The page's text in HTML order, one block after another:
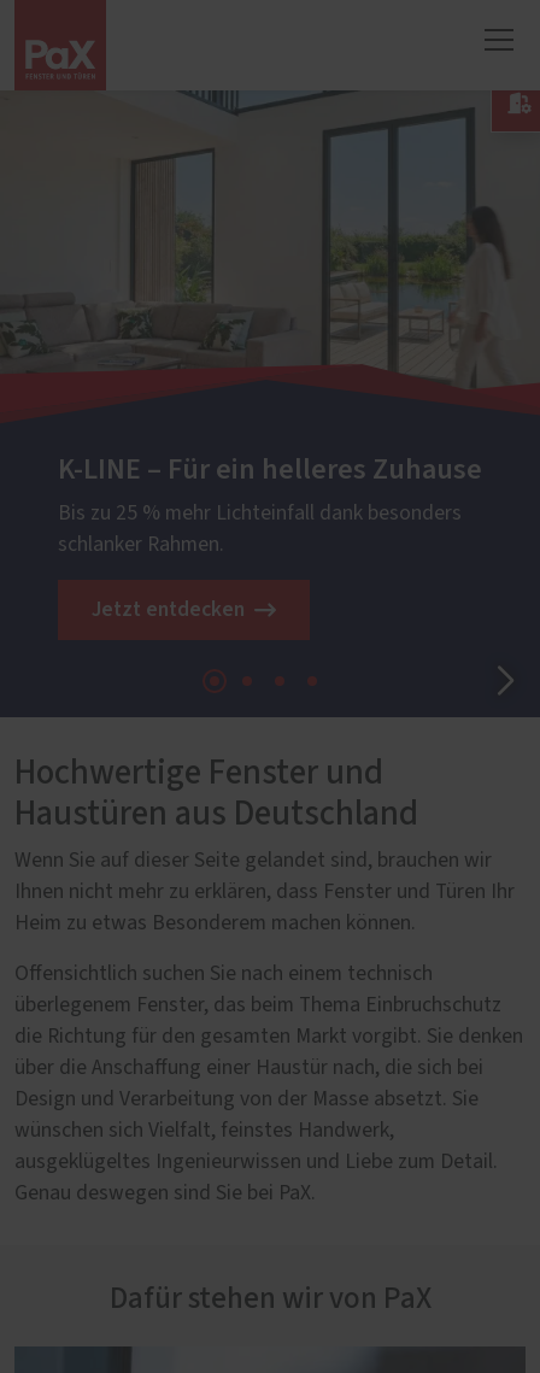
K-LINE – Für ein helleres Zuhause
Bis zu 25 % mehr Lichteinfall dank besonders
schlanker Rahmen.
Jetzt entdecken
Hochwertige Fenster und
Haustüren aus Deutschland
Wenn Sie auf dieser Seite gelandet sind, brauchen wir
Ihnen nicht mehr zu erklären, dass Fenster und Türen Ihr
Heim zu etwas Besonderem machen können.
Offensichtlich suchen Sie nach einem technisch
überlegenem Fenster, das beim Thema Einbruchschutz
die Richtung für den gesamten Markt vorgibt. Sie denken
über die Anschaffung einer Haustür nach, die sich bei
Design und Verarbeitung von der Masse absetzt. Sie
wünschen sich Vielfalt, feinstes Handwerk,
ausgeklügeltes Ingenieurwissen und Liebe zum Detail.
Genau deswegen sind Sie bei PaX.
Dafür stehen wir von PaX
